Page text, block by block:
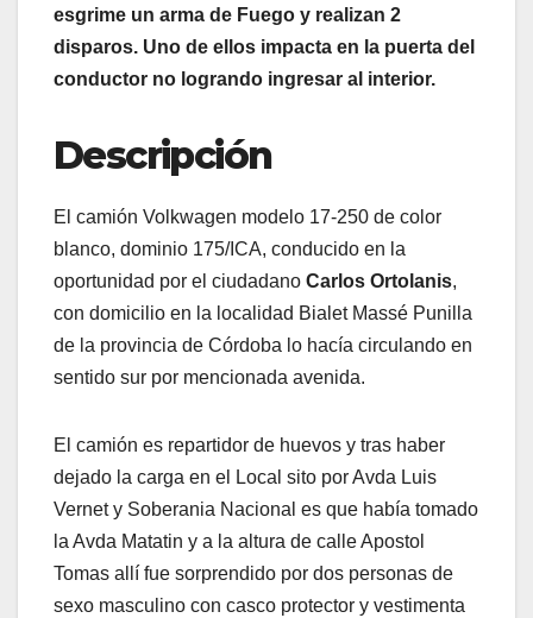
esgrime un arma de Fuego y realizan 2
disparos. Uno de ellos impacta en la puerta del
conductor no logrando ingresar al interior.
Descripción
El camión Volkwagen modelo 17-250 de color
blanco, dominio 175/ICA, conducido en la
oportunidad por el ciudadano Carlos Ortolanis,
con domicilio en la localidad Bialet Massé Punilla
de la provincia de Córdoba lo hacía circulando en
sentido sur por mencionada avenida.
El camión es repartidor de huevos y tras haber
dejado la carga en el Local sito por Avda Luis
Vernet y Soberania Nacional es que había tomado
la Avda Matatin y a la altura de calle Apostol
Tomas allí fue sorprendido por dos personas de
sexo masculino con casco protector y vestimenta